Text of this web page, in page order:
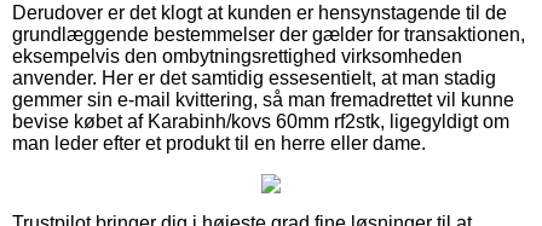
Derudover er det klogt at kunden er hensynstagende til de
grundlæggende bestemmelser der gælder for transaktionen,
eksempelvis den ombytningsrettighed virksomheden
anvender. Her er det samtidig essesentielt, at man stadig
gemmer sin e-mail kvittering, så man fremadrettet vil kunne
bevise købet af Karabinh/kovs 60mm rf2stk, ligegyldigt om
man leder efter et produkt til en herre eller dame.